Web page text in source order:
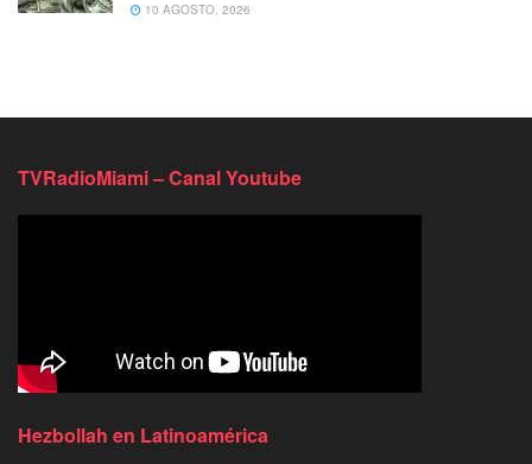
10 AGOSTO, 2026
TVRadioMiami – Canal Youtube
Hezbollah en Latinoamérica